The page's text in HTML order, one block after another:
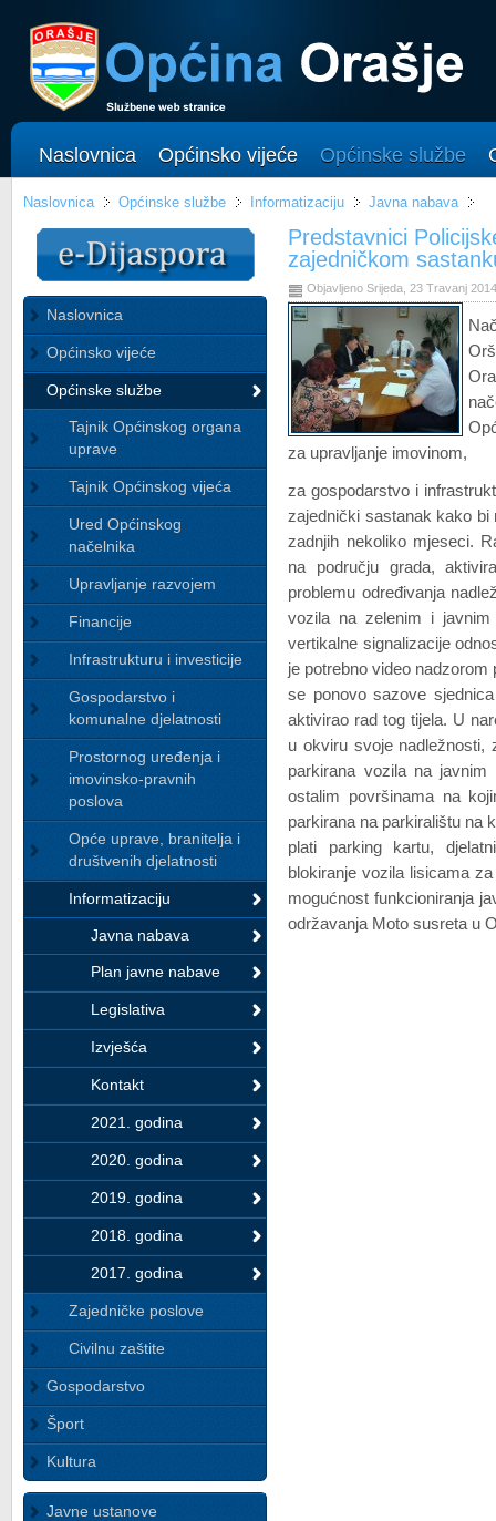
Naslovnica Općinsko vijeće Općinske službe
Naslovnica Općinske službe Informatizaciju Javna nabava
Naslovnica
Općinsko vijeće
Općinske službe
Tajnik Općinskog organa
uprave
Tajnik Općinskog vijeća
Ured Općinskog
načelnika
Upravljanje razvojem
Financije
Infrastrukturu i investicije
Gospodarstvo i
komunalne djelatnosti
Prostornog uređenja i
imovinsko-pravnih
poslova
Opće uprave, branitelja i
društvenih djelatnosti
Informatizaciju
Javna nabava
Plan javne nabave
Legislativa
Izvješća
Kontakt
2021. godina
2020. godina
2019. godina
2018. godina
2017. godina
Zajedničke poslove
Civilnu zaštite
Gospodarstvo
Šport
Kultura
Javne ustanove
Predstavnici
zajedničkom
Objavljeno Srijeda, 23 Travanj
za upravljanje imovinom,
za gospodarstvo i
zajednički sastanak kako bi
zadnjih nekoliko mjeseci.
na području grada,
problemu određivanja
vozila na zelenim i
vertikalne signalizacije
je potrebno video
se ponovo sazove
aktivirao rad tog tijela. U
u okviru svoje nadležnosti,
parkirana vozila na
ostalim površinama na
parkirana na parkiralištu na
plati parking kartu,
blokiranje vozila lisicama
mogućnost funkcioniranja
održavanja Moto susreta u